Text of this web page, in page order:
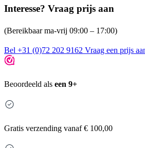
Interesse? Vraag prijs aan
(Bereikbaar ma-vrij 09:00 – 17:00)
Bel +31 (0)72 202 9162 Vraag een prijs
Beoordeeld als een 9+
Gratis verzending vanaf € 100,00